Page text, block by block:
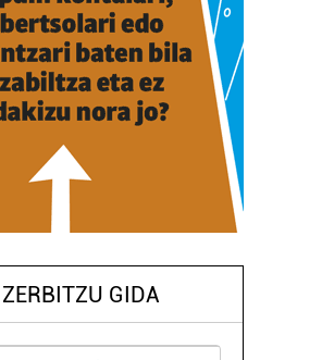
ZERBITZU GIDA